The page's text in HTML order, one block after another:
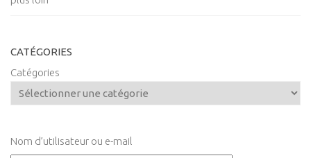
CATÉGORIES
Catégories
Nom d’utilisateur ou e-mail